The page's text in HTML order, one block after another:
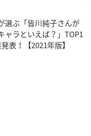
選ぶ「皆川純子さんが
ャラといえば？」TOP1
表！【2021年版】